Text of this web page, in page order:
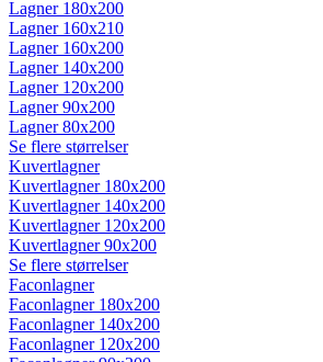
Lagner 180x200
Lagner 160x210
Lagner 160x200
Lagner 140x200
Lagner 120x200
Lagner 90x200
Lagner 80x200
Se flere størrelser
Kuvertlagner
Kuvertlagner 180x200
Kuvertlagner 140x200
Kuvertlagner 120x200
Kuvertlagner 90x200
Se flere størrelser
Faconlagner
Faconlagner 180x200
Faconlagner 140x200
Faconlagner 120x200